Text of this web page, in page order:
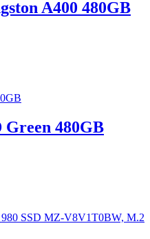
A400 480GB
Green 480GB